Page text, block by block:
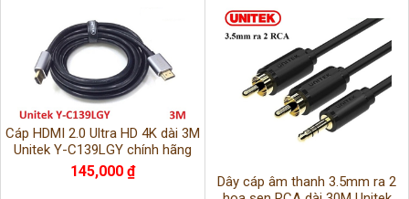
Cáp HDMI 2.0 Ultra HD 4K dài 3M
Unitek Y-C139LGY chính hãng
145,000 ₫
Dây cáp âm thanh 3.5mm ra 2